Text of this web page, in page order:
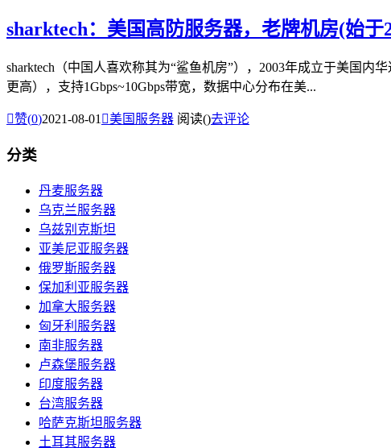
sharktech：美国高防服务器，老牌机房(始
sharktech（中国人喜欢称其为“鲨鱼机房”），2003年成立于美国内
更高），支持1Gbps~10Gbps带宽，数据中心分布在美...
赞(0)2021-08-01美国服务器 阅读()去评论
分类
丹麦服务器
乌克兰服务器
乌兹别克斯坦
亚美尼亚服务器
俄罗斯服务器
保加利亚服务器
加拿大服务器
匈牙利服务器
南非服务器
卢森堡服务器
印度服务器
台湾服务器
哈萨克斯坦服务器
土耳其服务器